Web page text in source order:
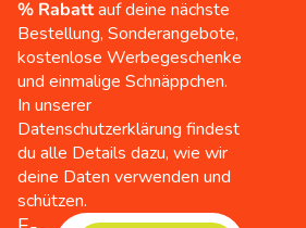
% Rabattauf deine nächste
Bestellung, Sonderangebote,
kostenlose Werbegeschenke
und einmalige Schnäppchen.
In unserer
Datenschutzerklärung findest
du alle Details dazu, wie wir
deine Daten verwenden und
schützen.